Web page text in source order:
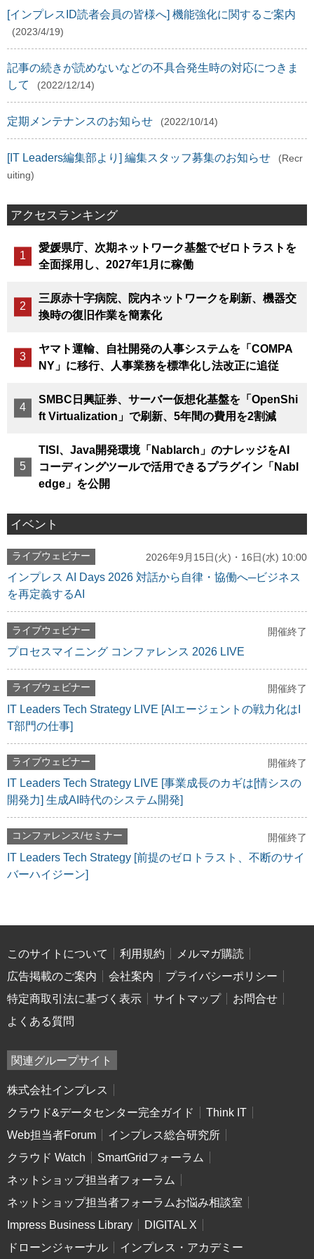
[インプレスID読者会員の皆様へ] 機能強化に関するご案内
(2023/4/19)
記事の続きが読めないなどの不具合発生時の対応につきま
して
(2022/12/14)
定期メンテナンスのお知らせ (2022/10/14)
[IT Leaders編集部より] 編集スタッフ募集のお知らせ
(Recr
uiting)
アクセスランキング
愛媛県庁、次期ネットワーク基盤でゼロトラストを
全面採用し、2027年1月に稼働
三原赤十字病院、院内ネットワークを刷新、機器交
換時の復旧作業を簡素化
ヤマト運輸、自社開発の人事システムを「COMPA
NY」に移行、人事業務を標準化し法改正に追従
SMBC日興証券、サーバー仮想化基盤を「OpenShi
ft Virtualization」で刷新、5年間の費用を2割減
TISI、Java開発環境「Nablarch」のナレッジをAI
コーディングツールで活用できるプラグイン「Nabl
edge」を公開
イベント
ライブウェビナー 2026年9月15日(火)・16日(水) 10:00
インプレス AI Days 2026 対話から自律・協働へ─ビジネス
を再定義するAI
ライブウェビナー 開催終了
プロセスマイニング コンファレンス 2026 LIVE
ライブウェビナー 開催終了
IT Leaders Tech Strategy LIVE [AIエージェントの戦力化はI
T部門の仕事]
ライブウェビナー 開催終了
IT Leaders Tech Strategy LIVE [事業成長のカギは[情シスの
開発力] 生成AI時代のシステム開発]
コンファレンス/セミナー 開催終了
IT Leaders Tech Strategy [前提のゼロトラスト、不断のサイ
バーハイジーン]
このサイトについて 利用規約
メルマガ購読
広告掲載のご案内
会社案内
プライバシーポリシー
特定商取引法に基づく表示
サイトマップ
お問合せ
よくある質問
関連グループサイト
株式会社インプレス
クラウド&データセンター完全ガイド
Think IT
Web担当者Forum
インプレス総合研究所
クラウド Watch
SmartGridフォーラム
ネットショップ担当者フォーラム
ネットショップ担当者フォーラムお悩み相談室
Impress Business Library
DIGITAL X
ドローンジャーナル
インプレス・アカデミー